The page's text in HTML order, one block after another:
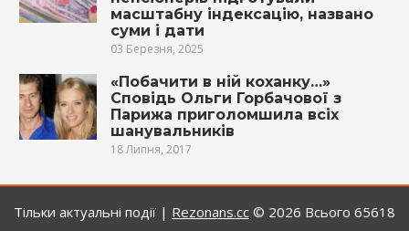
масштабну індексацію, названо
суми і дати
03 Березня, 2025
«Побачити в ній коханку…»
Сповідь Ольги Горбачової з
Парижа приголомшила всіх
шанувальників
18 Липня, 2017
Тільки актуальні події | Rezonans.сс © 2026 Всього 65618